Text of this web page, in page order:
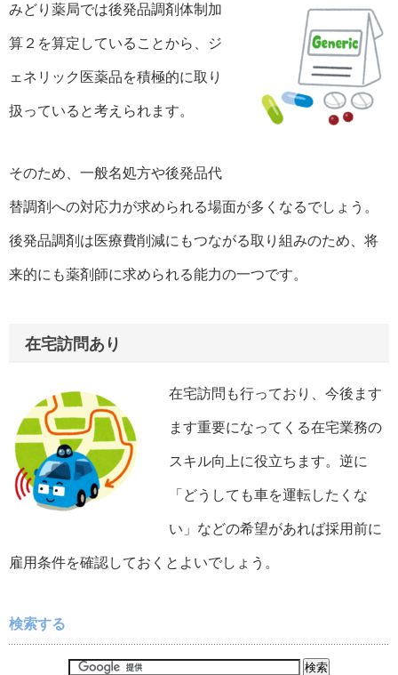
みどり薬局では後発品調剤体制加
算２を算定していることから、ジ
ェネリック医薬品を積極的に取り
扱っていると考えられます。
そのため、一般名処方や後発品代
替調剤への対応力が求められる場面が多くなるでしょう。
後発品調剤は医療費削減にもつながる取り組みのため、将
来的にも薬剤師に求められる能力の一つです。
在宅訪問あり
在宅訪問も行っており、今後ます
ます重要になってくる在宅業務の
スキル向上に役立ちます。逆に
「どうしても車を運転したくな
い」などの希望があれば採用前に
雇用条件を確認しておくとよいでしょう。
検索する